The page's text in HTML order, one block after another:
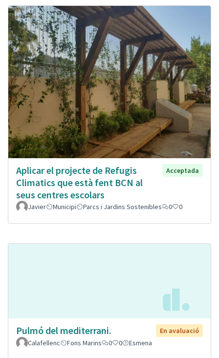
Aplicar el projecte de Refugis
Climatics que està fent BCN al
seus centres escolars
Acceptada
Javier Municipi Parcs i Jardins Sostenibles 0 0
Pulmó del mediterrani.
En avaluació
Calafellenc
Fons Marins 0 0 Esmena